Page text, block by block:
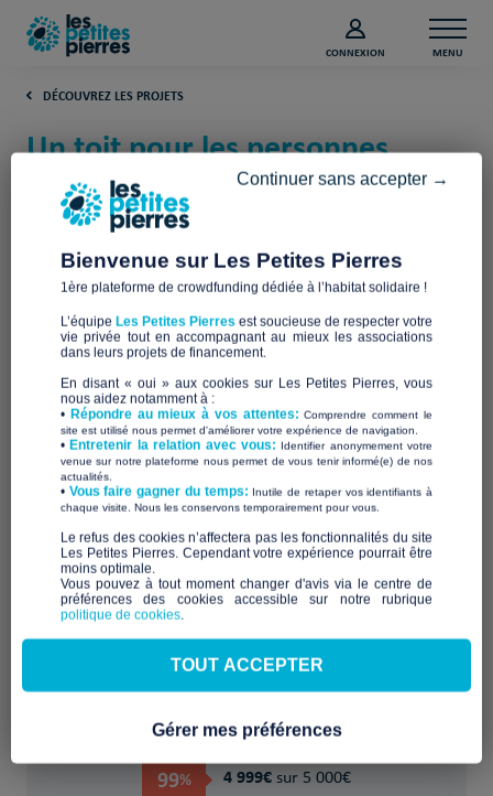
CONNEXION MENU
DÉCOUVREZ LES PROJETS
Un toit pour les personnes
exilées en Ile-de-France (Paris)
Réfugiés Bienvenue
Financer provisoirement l'hébergement ou
le logement
18 Réfugié(s)/migrant(s)
PROJET FINANCÉ !
99% 4 999€ sur 5 000€
Bienvenue sur Les Petites Pierres
1ère plateforme de crowdfunding dédiée à l’habitat solidaire !
L’équipe Les Petites Pierres est soucieuse de respecter votre
vie privée tout en accompagnant au mieux les associations
dans leurs projets de financement.
En disant « oui » aux cookies sur Les Petites Pierres, vous
nous aidez notamment à :
• Répondre au mieux à vos attentes:Comprendre comment le
site est utilisé nous permet d'améliorer votre expérience de navigation.
•Entretenir la relation avec vous: Identifier anonymement votre
venue sur notre plateforme nous permet de vous tenir informé(e) de nos
actualités.
​• Vous faire gagner du temps: Inutile de retaper vos identifiants à
chaque visite. Nous les conservons temporairement pour vous.
​Le refus des cookies n’affectera pas les fonctionnalités du site
Les Petites Pierres. Cependant votre expérience pourrait être
moins optimale.​
Vous pouvez à tout moment changer d'avis via le centre de
préférences des cookies accessible sur notre rubrique
politique de cookies.
Continuer sans accepter →
TOUT ACCEPTER
Gérer mes préférences